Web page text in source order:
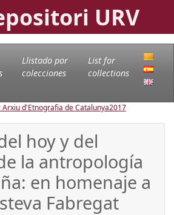
URV
Llistado por
colecciones
List for
collections
Arxiu d'Etnografia de Catalunya2017
hoy y del
la antropología
en homenaje a
Fabregat